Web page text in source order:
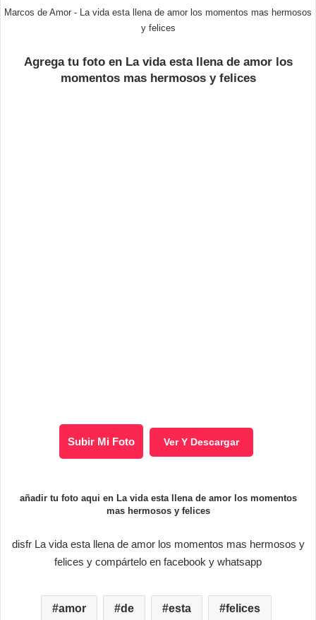
Marcos de Amor - La vida esta llena de amor los momentos mas hermosos
y felices
Agrega tu foto en La vida esta llena de amor los
momentos mas hermosos y felices
Subir Mi Foto Ver Y Descargar
añadir tu foto aqui en La vida esta llena de amor los momentos
mas hermosos y felices
disfr La vida esta llena de amor los momentos mas hermosos y
felices y compártelo en facebook y whatsapp
amor de esta felices